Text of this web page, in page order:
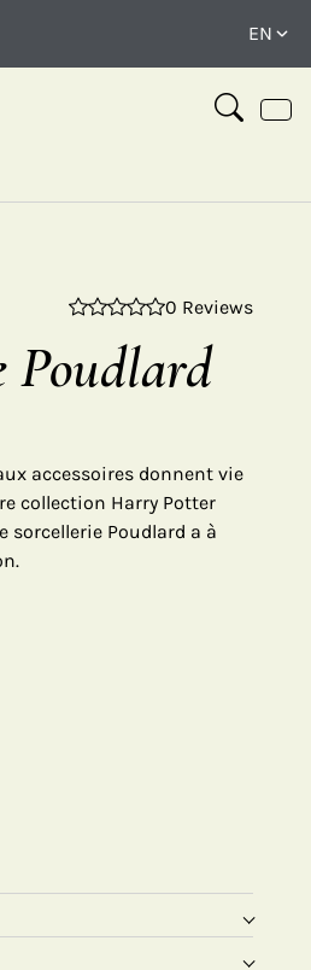
0 Reviews
Poudlard
accessoires donnent vie
collection Harry Potter
sorcellerie Poudlard a à